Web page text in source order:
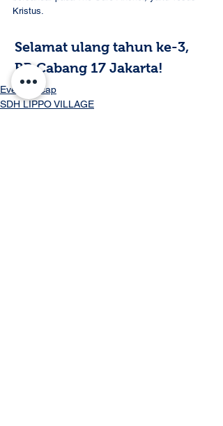
Kristus.
Selamat ulang tahun ke-3,
BB Cabang 17 Jakarta!
Event Recap
SDH LIPPO VILLAGE